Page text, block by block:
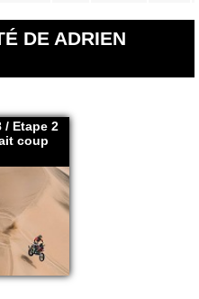
DE ADRIEN
/ Etape 2
coup